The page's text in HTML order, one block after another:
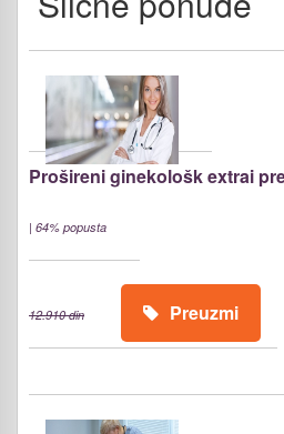
Prošireni ginekološk extrai
| 64% popusta
12.910 din Preuzmi